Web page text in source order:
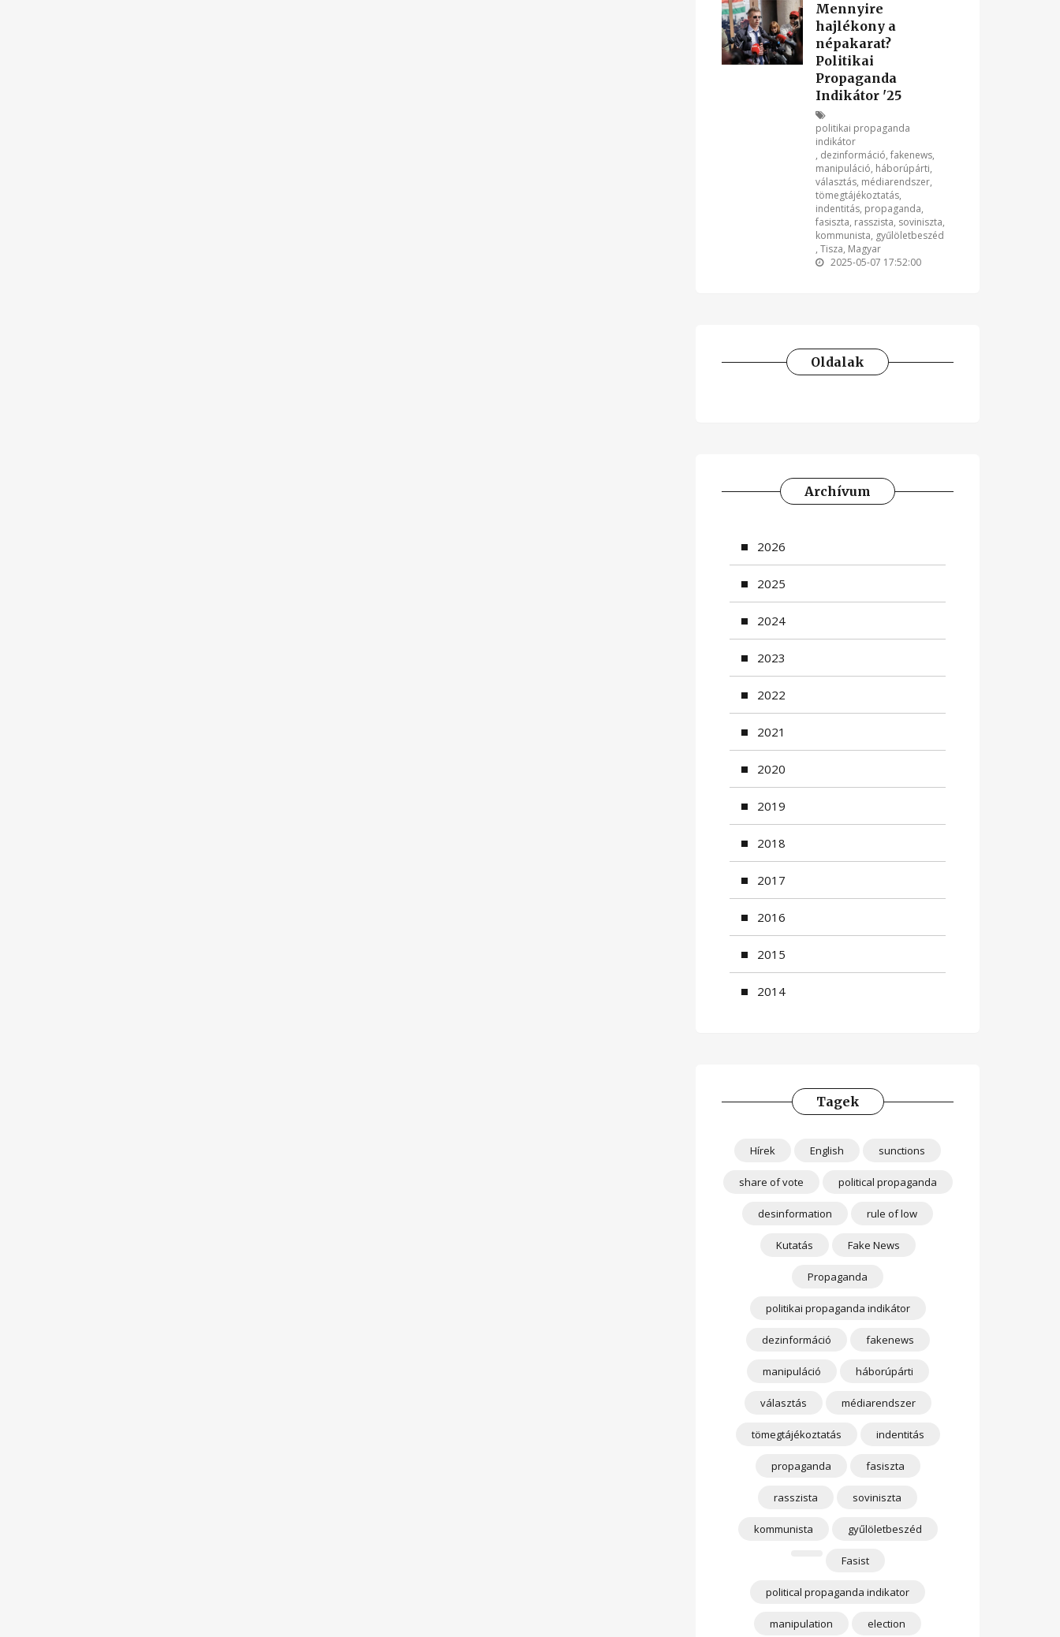
Mennyire
hajlékony a
népakarat?
Politikai
Propaganda
Indikátor '25
politikai propaganda
indikátor
, dezinformáció, fakenews,
manipuláció, háborúpárti,
választás, médiarendszer,
tömegtájékoztatás,
indentitás, propaganda,
fasiszta, rasszista, soviniszta,
kommunista, gyűlöletbeszéd
, Tisza, Magyar
2025-05-07 17:52:00
Oldalak
Archívum
2026
2025
2024
2023
2022
2021
2020
2019
2018
2017
2016
2015
2014
Tagek
Hírek English sunctions
share of vote political propaganda
desinformation rule of low
Kutatás Fake News
Propaganda
politikai propaganda indikátor
dezinformáció fakenews
manipuláció háborúpárti
választás médiarendszer
tömegtájékoztatás indentitás
propaganda fasiszta
rasszista soviniszta
kommunista gyűlöletbeszéd
Fasist
political propaganda indikator
manipulation election